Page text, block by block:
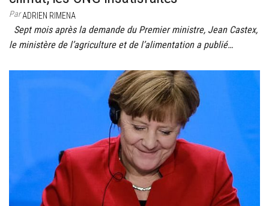
ParADRIEN RIMENA
Sept mois après la demande du Premier ministre, Jean Castex,
le ministère de l’agriculture et de l’alimentation a publié…